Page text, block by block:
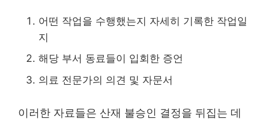
어떤 작업을 수행했는지 자세히 기록한 작업일
지
해당 부서 동료들이 입회한 증언
의료 전문가의 의견 및 자문서
이러한 자료들은 산재 불승인 결정을 뒤집는 데